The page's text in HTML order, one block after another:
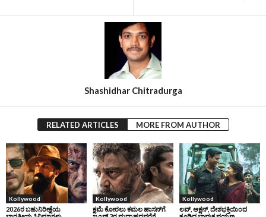
Shashidhar Chitradurga
RELATED ARTICLES MORE FROM AUTHOR
Kollywood
2026ರ ಬಹುನಿರೀಕ್ಷೆಯ
Kollywood
ಕ್ಷಮೆ ಕೋರಲು ಕಮಲ ಹಾಸನ್‌ಗೆ
Kollywood
ಲವ್, ಆಕ್ಷನ್, ದೇಶಭಕ್ತಿಯಿಂದ